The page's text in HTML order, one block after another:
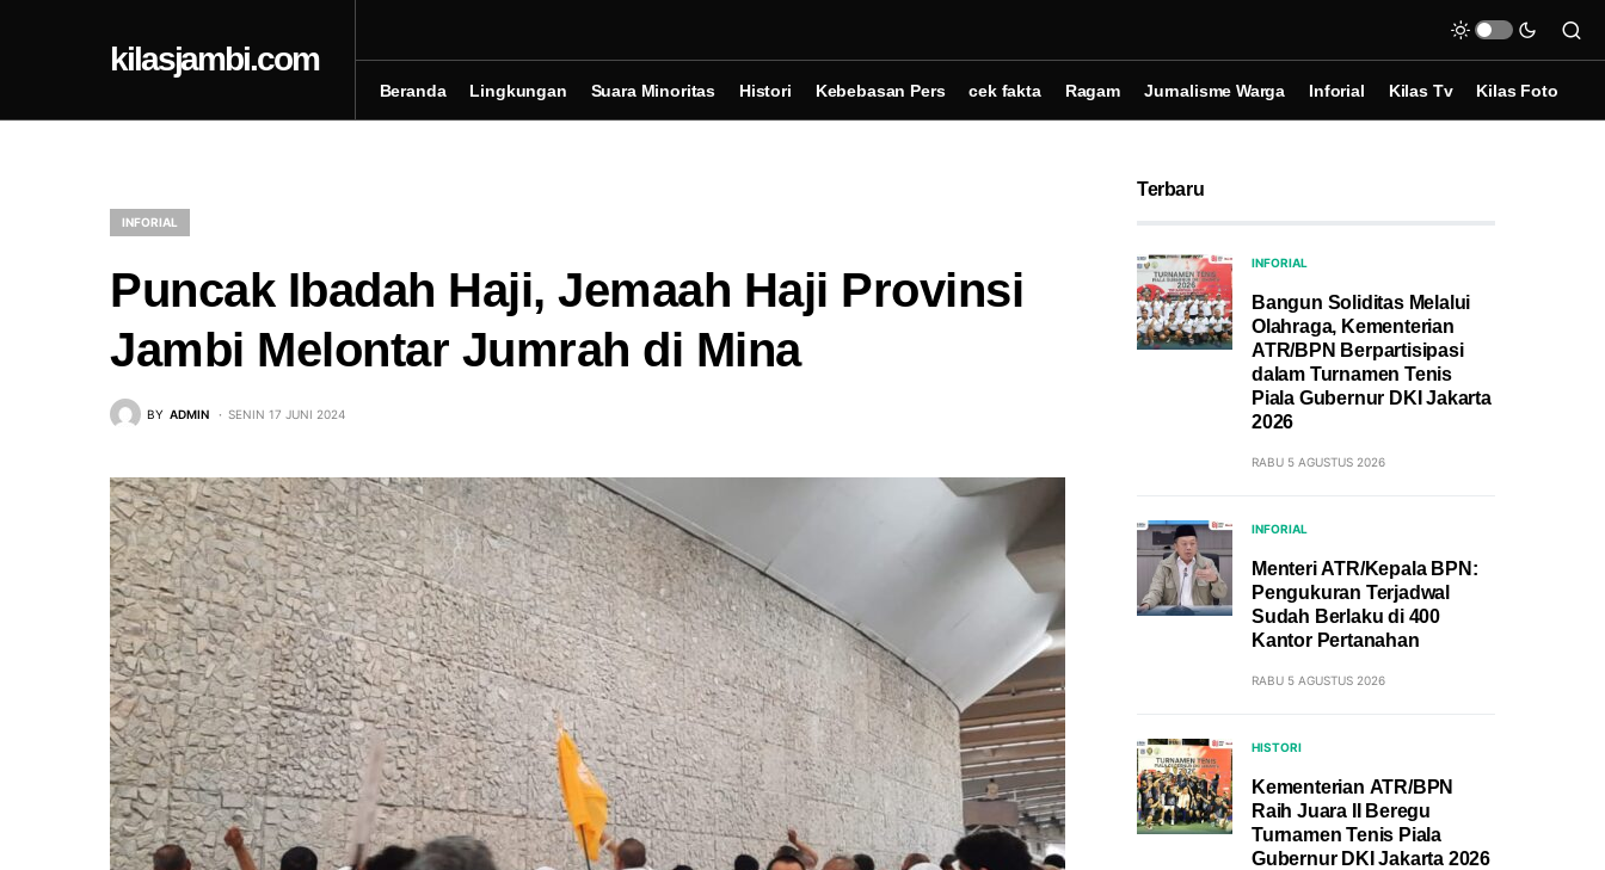
kilasjambi.com
Beranda Lingkungan Suara Minoritas Histori Kebebasan Pers cek fakta Ragam Jurnalisme Warga Inforial Kilas Tv Kilas Foto
INFORIAL
Puncak Ibadah Haji, Jemaah Haji Provinsi
Jambi Melontar Jumrah di Mina
BY ADMIN SENIN 17 JUNI 2024
Terbaru
INFORIAL
Bangun Soliditas Melalui
Olahraga, Kementerian
ATR/BPN Berpartisipasi
dalam Turnamen Tenis
Piala Gubernur DKI Jakarta
2026
RABU 5 AGUSTUS 2026
INFORIAL
Menteri ATR/Kepala BPN:
Pengukuran Terjadwal
Sudah Berlaku di 400
Kantor Pertanahan
RABU 5 AGUSTUS 2026
HISTORI
Kementerian ATR/BPN
Raih Juara II Beregu
Turnamen Tenis Piala
Gubernur DKI Jakarta 2026